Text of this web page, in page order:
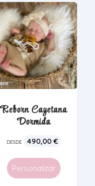
Reborn Cayetana
Dormida
DESDE 490,00€
Personalizar